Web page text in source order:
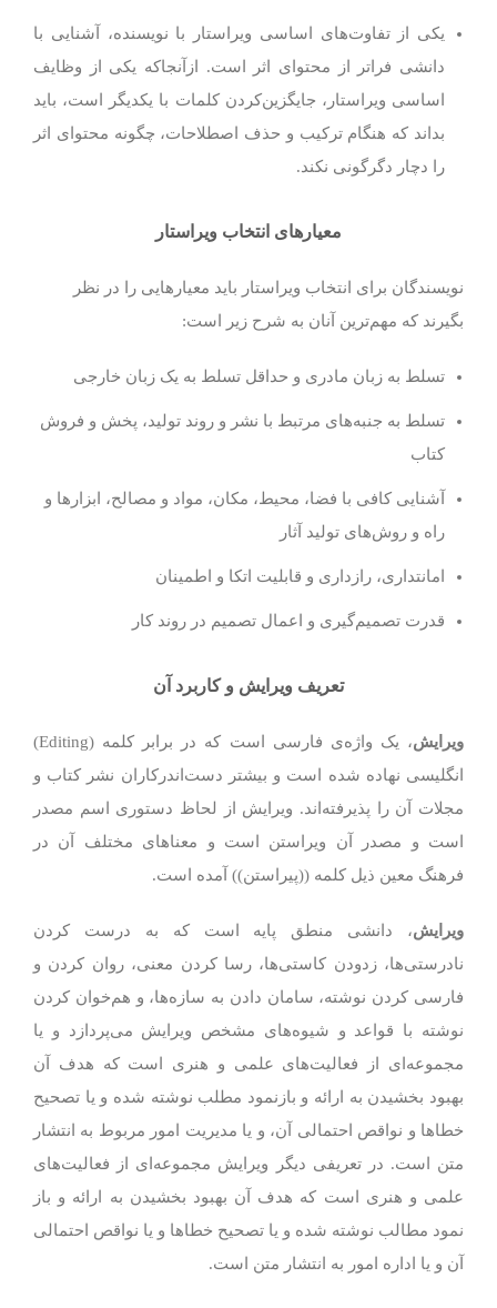
یکی از تفاوت‌های اساسی ویراستار با نویسنده، آشنایی با
دانشی فراتر از محتوای اثر است. ازآنجاکه یکی از وظایف
اساسی ویراستار، جایگزین‌کردن کلمات با یکدیگر است، باید
بداند که هنگام ترکیب و حذف اصطلاحات، چگونه محتوای اثر
را دچار دگرگونی نکند.
معیارهای انتخاب ویراستار
نویسندگان برای انتخاب ویراستار باید معیارهایی را در نظر
بگیرند که مهم‌ترین آنان به شرح زیر است:
تسلط به زبان مادری و حداقل تسلط به یک زبان خارجی
تسلط به جنبه‌های مرتبط با نشر و روند تولید، پخش و فروش
کتاب
آشنایی کافی با فضا، محیط، مکان، مواد و مصالح، ابزارها و
راه و روش‌های تولید آثار
امانتداری، رازداری و قابلیت اتکا و اطمینان
قدرت تصمیم‌گیری و اعمال تصمیم در روند کار
تعریف ویرایش و کاربرد آن
ویرایش
، یک واژه‌ی فارسی است که در برابر کلمه (Editing)
انگلیسی نهاده شده است و بیشتر دست‌اندرکاران نشر کتاب و
مجلات آن را پذیرفته‌اند. ویرایش از لحاظ دستوری اسم مصدر
است و مصدر آن ویراستن است و معناهای مختلف آن در
فرهنگ معین ذیل کلمه ((پیراستن)) آمده است.
ویرایش، دانشی منطق پایه است که به درست کردن
نادرستی‌ها، زدودن کاستی‌ها، رسا کردن معنی، روان کردن و
فارسی کردن نوشته، سامان دادن به سازه‌ها، و هم‌خوان کردن
نوشته با قواعد و شیوه‌های مشخص ویرایش می‌پردازد و یا
مجموعه‌ای از فعالیت‌های علمی و هنری است که هدف آن
بهبود بخشیدن به ارائه و بازنمود مطلب نوشته شده و یا تصحیح
خطاها و نواقص احتمالی آن، و یا مدیریت امور مربوط به انتشار
متن است. در تعریفی دیگر ویرایش مجموعه‌ای از فعالیت‌های
علمی و هنری است که هدف آن بهبود بخشیدن به ارائه و باز
نمود مطالب نوشته شده و یا تصحیح خطاها و یا نواقص احتمالی
آن و یا اداره امور به انتشار متن است.